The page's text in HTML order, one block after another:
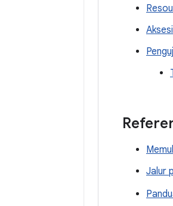
Jalur